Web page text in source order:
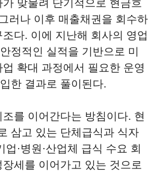
맞물려 단기적으로 현금흐
러나 이후 매출채권을 회수하
다. 이에 지난해 회사의 영업
정적인 실적을 기반으로 미
확대 과정에서 필요한 운영
한 결과로 풀이된다.
를 이어간다는 방침이다. 현
삼고 있는 단체급식과 식자
·병원·산업체 급식 수요 회
세를 이어가고 있는 것으로